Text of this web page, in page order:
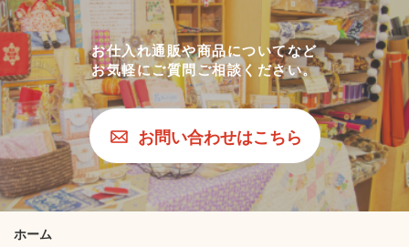
お仕入れ通販や商品についてなど
お気軽にご質問ご相談ください。
お問い合わせはこちら
ホーム